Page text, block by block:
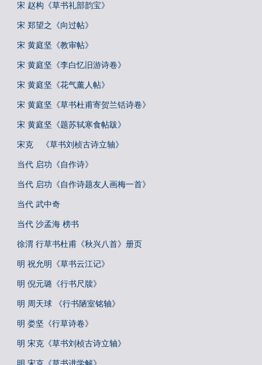
宋 赵构《草书礼部韵宝》
宋 郑望之《向过帖》
宋 黄庭坚《教审帖》
宋 黄庭坚《李白忆旧游诗卷》
宋 黄庭坚《花气薰人帖》
宋 黄庭坚《草书杜甫寄贺兰铦诗卷》
宋 黄庭坚《题苏轼寒食帖跋》
宋克 《草书刘桢古诗立轴》
当代 启功《自作诗》
当代 启功《自作诗题友人画梅一首》
当代 武中奇
当代 沙孟海 榜书
徐渭 行草书杜甫《秋兴八首》册页
明 祝允明《草书云江记》
明 倪元璐《行书尺牍》
明 周天球 《行书陋室铭轴》
明 娄坚《行草诗卷》
明 宋克《草书刘桢古诗立轴》